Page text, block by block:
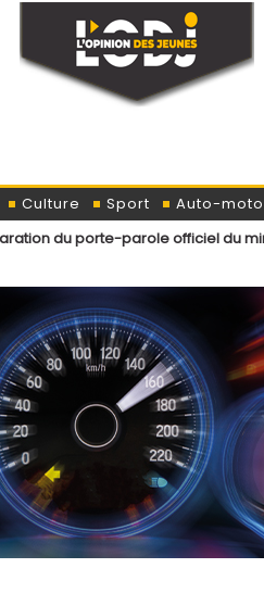
Culture Sport Auto-moto
officiel du ministère de